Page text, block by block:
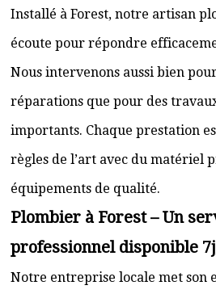
Installé à Forest, notre artisan
écoute pour répondre
Nous intervenons aussi bien
réparations que pour des
importants. Chaque prestation
règles de l’art avec du matériel
équipements de qualité.
Plombier à Forest – Un
professionnel disponible
Notre entreprise locale met son